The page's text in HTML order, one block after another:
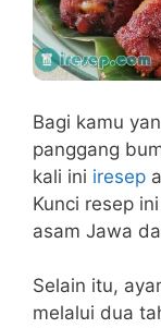
Bagi kamu
panggang
kali ini iresep
Kunci resep
asam Jawa
Selain itu,
melalui dua